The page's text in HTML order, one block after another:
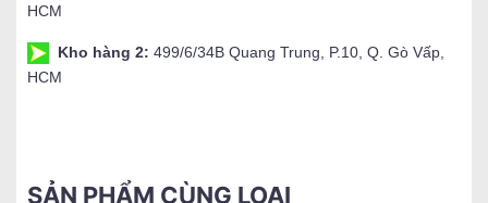
HCM
Kho hàng 2: 499/6/34B Quang Trung, P.10, Q. Gò Vấp,
HCM
SẢN PHẨM CÙNG LOẠI